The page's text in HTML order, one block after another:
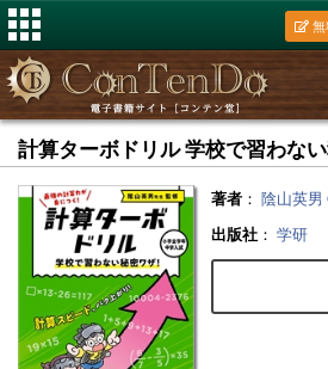
無
計算ターボドリル 学校で習わない
著者 ： 陰山英男
出版社 ： 学研